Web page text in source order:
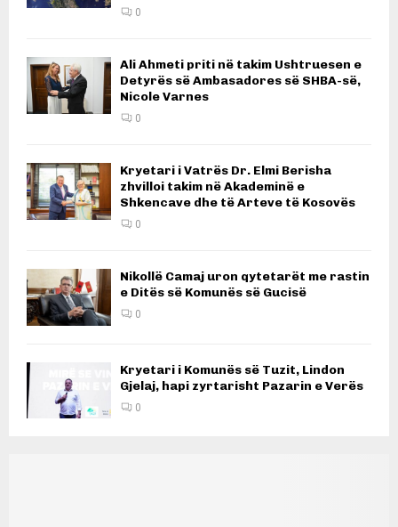
0
Ali Ahmeti priti në takim Ushtruesen e
Detyrës së Ambasadores së SHBA-së,
Nicole Varnes
0
Kryetari i Vatrës Dr. Elmi Berisha
zhvilloi takim në Akademinë e
Shkencave dhe të Arteve të Kosovës
0
Nikollë Camaj uron qytetarët me rastin
e Ditës së Komunës së Gucisë
0
Kryetari i Komunës së Tuzit, Lindon
Gjelaj, hapi zyrtarisht Pazarin e Verës
0